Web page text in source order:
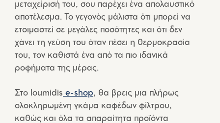
μεταχείρισή του, σου παρέχει ένα απολαυστικό
αποτέλεσμα. Το γεγονός μάλιστα ότι μπορεί να
ετοιμαστεί σε μεγάλες ποσότητες και ότι δεν
χάνει τη γεύση του όταν πέσει η θερμοκρασία
του, τον καθιστά ένα από τα πιο ιδανικά
ροφήματα της μέρας.
Στο loumidis e-shop, θα βρεις μια πλήρως
ολοκληρωμένη γκάμα καφέδων φίλτρου,
καθώς και όλα τα απαραίτητα προϊόντα